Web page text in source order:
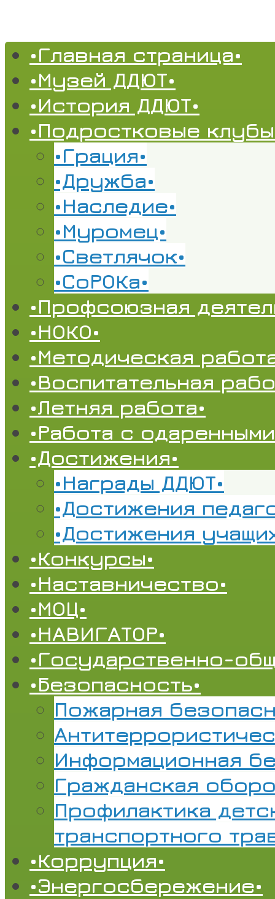
•Главная страница•
•Музей ДДЮТ•
•История ДДЮТ•
•Подростковые
•Грация•
•Дружба•
•Наследие•
•Муромец•
•Светлячок•
•СоРОКа•
•Профсоюзная
•НОКО•
•Методическая
•Воспитательная
•Летняя работа•
•Работа с
•Достижения•
•Награды ДДЮТ•
•Достижения
•Достижения
•Конкурсы•
•Наставничество•
•МОЦ•
•НАВИГАТОР•
•Государственно-
•Безопасность•
Пожарная
Информационная
Гражданская
Профилактика
транспортного
•Коррупция•
•Энергосбережение•